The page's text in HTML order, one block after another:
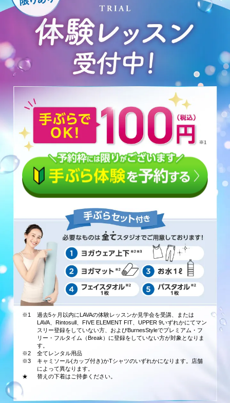
※1
過去5ヶ月以内にLAVAの体験レッスンか見学会を受講、または
LAVA、Rintosull、FIVE ELEMENT FIT、UPPER 9いずれかにてマン
スリー登録をしていない方、およびBurnesStyleでプレミアム・フ
リー・フルタイム（Break）に登録をしていない方が対象となりま
す。
※2
全てレンタル用品
※3
キャミソール(カップ付き)かTシャツのいずれかになります。店舗
によって異なります。
★
替えの下着はご持参ください。